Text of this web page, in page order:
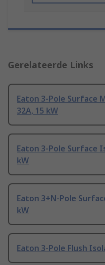
Gerelateerde Links
Eaton 3-Pole Surface
32A, 15 kW
Eaton 3-Pole Surface
kW
Eaton 3+N-Pole
kW
Eaton 3-Pole Flush